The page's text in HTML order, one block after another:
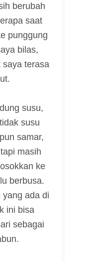
berubah
saat
punggung
bilas,
saya terasa
susu,
susu
samar,
masih
ke
berbusa.
yang ada di
ini bisa
sebagai